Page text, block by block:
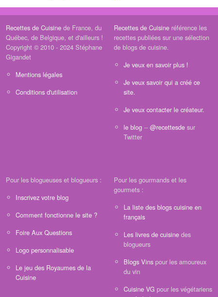
Recettes de Cuisine de France, du
Québec, de Belgique, et d'ailleurs !
Copyright © 2010 - 2024 Stéphane
Gigandet
Mentions légales
Conditions d'utilisation
Recettes de Cuisine référence les
recettes publiées sur une sélection
de blogs de cuisine.
Je veux en savoir plus !
Je veux savoir qui a créé ce
site.
Je veux contacter le créateur.
le blog -- @recettesde sur
Twitter
Pour les blogueuses et blogueurs :
Inscrivez votre blog
Comment fonctionne le site ?
Foire Aux Questions
Logo personnalisable
Le jeu des Royaumes de la
Cuisine
Pour les gourmands et les
gourmets :
La liste des blogs cuisine en
français
Les livres de cuisine des
blogueurs
Blogs Vins pour les amoureux
du vin
Cuisine VG pour les végétariens